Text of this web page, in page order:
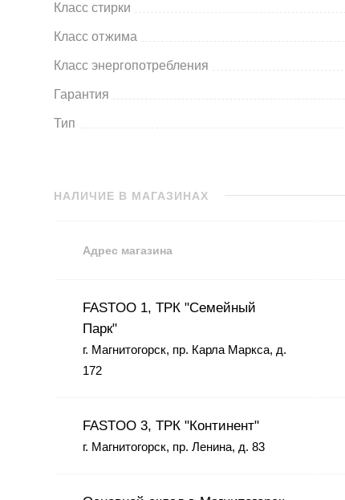
Класс стирки
Класс отжима
Класс энергопотребления
Гарантия
Тип
НАЛИЧИЕ В МАГАЗИНАХ
Адрес магазина
FASTOO 1, ТРК "Семейный
Парк"
г. Магнитогорск, пр. Карла Маркса, д.
172
FASTOO 3, ТРК "Континент"
г. Магнитогорск, пр. Ленина, д. 83